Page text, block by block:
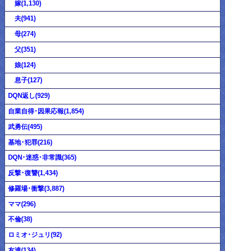
嫁(1,130)
夫(941)
母(274)
父(351)
娘(124)
息子(127)
DQN返し(929)
自業自得･因果応報(1,854)
武勇伝(495)
基地･犯罪(216)
DQN･迷惑･非常識(365)
反撃･復讐(1,434)
修羅場･衝撃(3,887)
ママ(296)
不倫(38)
ロミオ･ジュリ(92)